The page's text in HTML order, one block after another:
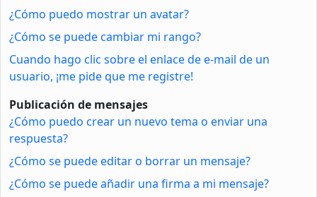
¿Cómo puedo mostrar un avatar?
¿Cómo se puede cambiar mi rango?
Cuando hago clic sobre el enlace de e-mail de un
usuario, ¡me pide que me registre!
Publicación de mensajes
¿Cómo puedo crear un nuevo tema o enviar una
respuesta?
¿Cómo se puede editar o borrar un mensaje?
¿Cómo se puede añadir una firma a mi mensaje?